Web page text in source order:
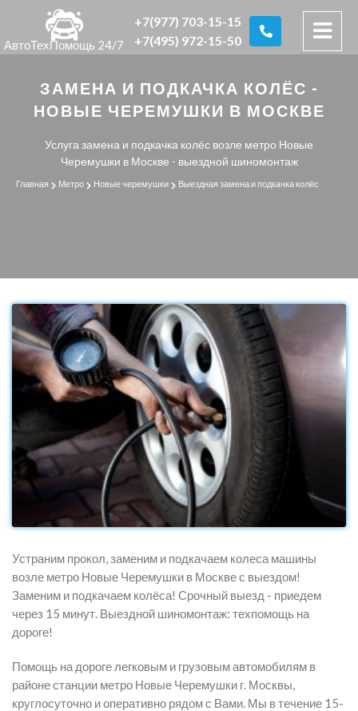
АвтоТехПомощь 24/7
+7(977) 703-15-15
+7(495) 972-15-50
ЗАМЕНА И ПОДКАЧКА КОЛЁС -
НОВЫЕ ЧЕРЕМУШКИ В МОСКВЕ
Услуга замена и подкачка колёс возле метро Новые
Черемушки в Москве - выездной шиномонтаж
Главная Метро Новые черемушки Выездная замена и подкачка колёс
Устраним прокол, заменим и подкачаем колеса машины
возле метро Новые Черемушки в Москве с выездом!
Заменим и подкачаем колёса! Срочный выезд - приедем
через 15 минут. Выездной шиномонтаж: техпомощь на
дороге!
Помощь на дороге легковым и грузовым автомобилям в
районе станции метро Новые Черемушки г. Москвы,
круглосуточно и оперативно рядом с Вами. Мы в течение 15-